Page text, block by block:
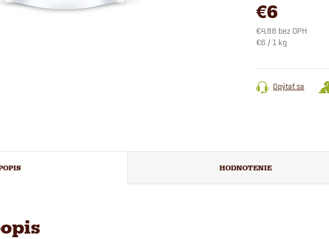
€6
€4,88 bez DPH
Jednotková
€6 / 1 kg
Opýtať sa
HODNOTENIE